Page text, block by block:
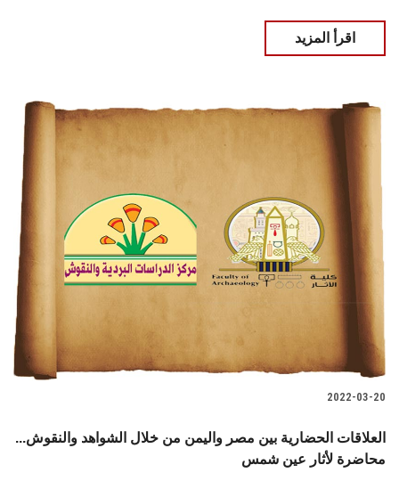
اقرأ المزيد
2022-03-20
العلاقات الحضارية بين مصر واليمن من خلال الشواهد والنقوش...
محاضرة لأثار عين شمس